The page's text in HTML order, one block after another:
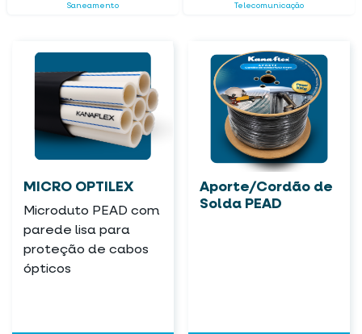
Saneamento Telecomunicação
MICRO OPTILEX
Microduto PEAD com
parede lisa para
proteção de cabos
ópticos
Aporte/Cordão de
Solda PEAD